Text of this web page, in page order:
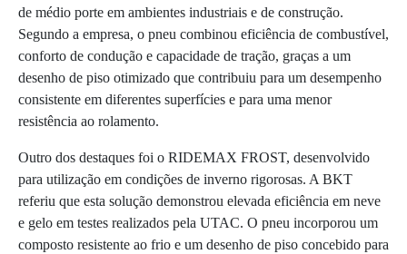
de médio porte em ambientes industriais e de construção.
Segundo a empresa, o pneu combinou eficiência de combustível,
conforto de condução e capacidade de tração, graças a um
desenho de piso otimizado que contribuiu para um desempenho
consistente em diferentes superfícies e para uma menor
resistência ao rolamento.
Outro dos destaques foi o RIDEMAX FROST, desenvolvido
para utilização em condições de inverno rigorosas. A BKT
referiu que esta solução demonstrou elevada eficiência em neve
e gelo em testes realizados pela UTAC. O pneu incorporou um
composto resistente ao frio e um desenho de piso concebido para